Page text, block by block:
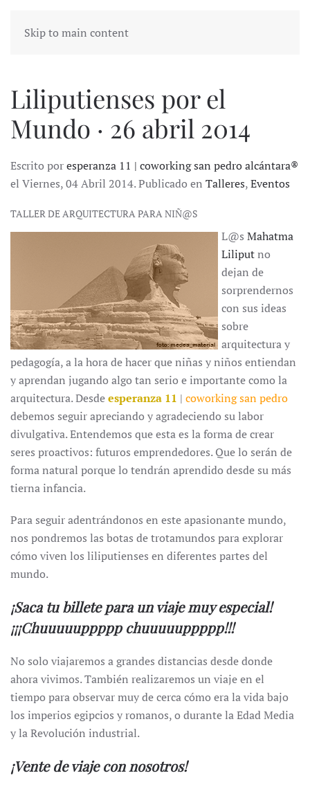
Skip to main content
Liliputienses por el
Mundo · 26 abril 2014
Escrito poresperanza 11 | coworking san pedro alcántara®
el Viernes, 04 Abril 2014. Publicado en Talleres,Eventos
TALLER DE ARQUITECTURA PARA NIÑ@S
L@s Mahatma
Liliputno
dejan de
sorprendernos
con sus ideas
sobre
arquitectura y
pedagogía, a la hora de hacer que niñas y niños entiendan
y aprendan jugando algo tan serio e importante como la
arquitectura. Desdeesperanza 11 | coworking san pedro
debemos seguir apreciando y agradeciendo su labor
divulgativa. Entendemos que esta es la forma de crear
seres proactivos: futuros emprendedores. Que lo serán de
forma natural porque lo tendrán aprendido desde su más
tierna infancia.
Para seguir adentrándonos en este apasionante mundo,
nos pondremos las botas de trotamundos para explorar
cómo viven los liliputienses en diferentes partes del
mundo.
¡Saca tu billete para un viaje muy especial!
¡¡¡Chuuuuuppppp chuuuuuppppp!!!
No solo viajaremos a grandes distancias desde donde
ahora vivimos. También realizaremos un viaje en el
tiempo para observar muy de cerca cómo era la vida bajo
los imperios egipcios y romanos, o durante la Edad Media
y la Revolución industrial.
¡Vente de viaje con nosotros!